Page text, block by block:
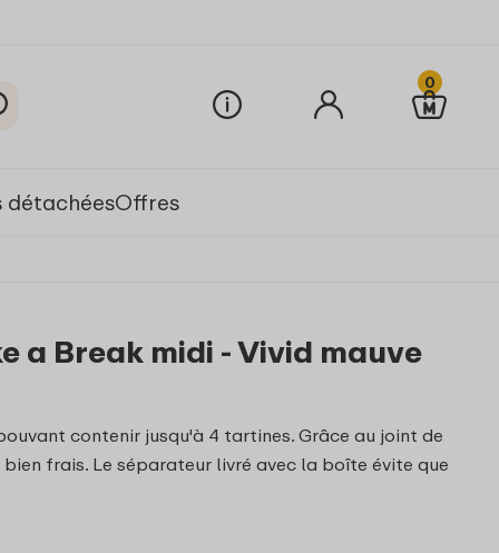
0
détachéesOffres
a Break midi - Vivid mauve
contenir jusqu'à 4 tartines. Grâce au joint de
frais. Le séparateur livré avec la boîte évite que